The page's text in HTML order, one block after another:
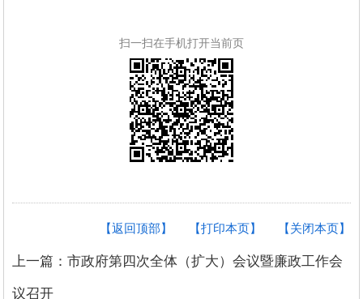
扫一扫在手机打开当前页
【关闭本页】
【打印本页】
【返回顶部】
上一篇：市政府第四次全体（扩大）会议暨廉政工作会
议召开